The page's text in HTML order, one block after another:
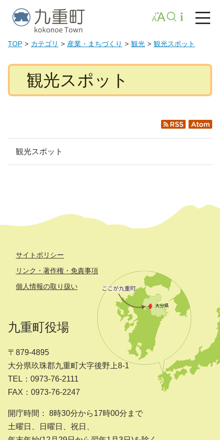
TOP カテゴリ 産業・まちづくり 観光 観光スポット
観光スポット
観光スポット
サイトポリシー
リンク・著作権・免責事項
個人情報の取り扱い
九重町役場
〒879-4895
大分県玖珠郡九重町大字後野上8-1
TEL：0973-76-2111
FAX：0973-76-2247
開庁時間： 8時30分から17時00分まで
土曜日、日曜日、祝日、